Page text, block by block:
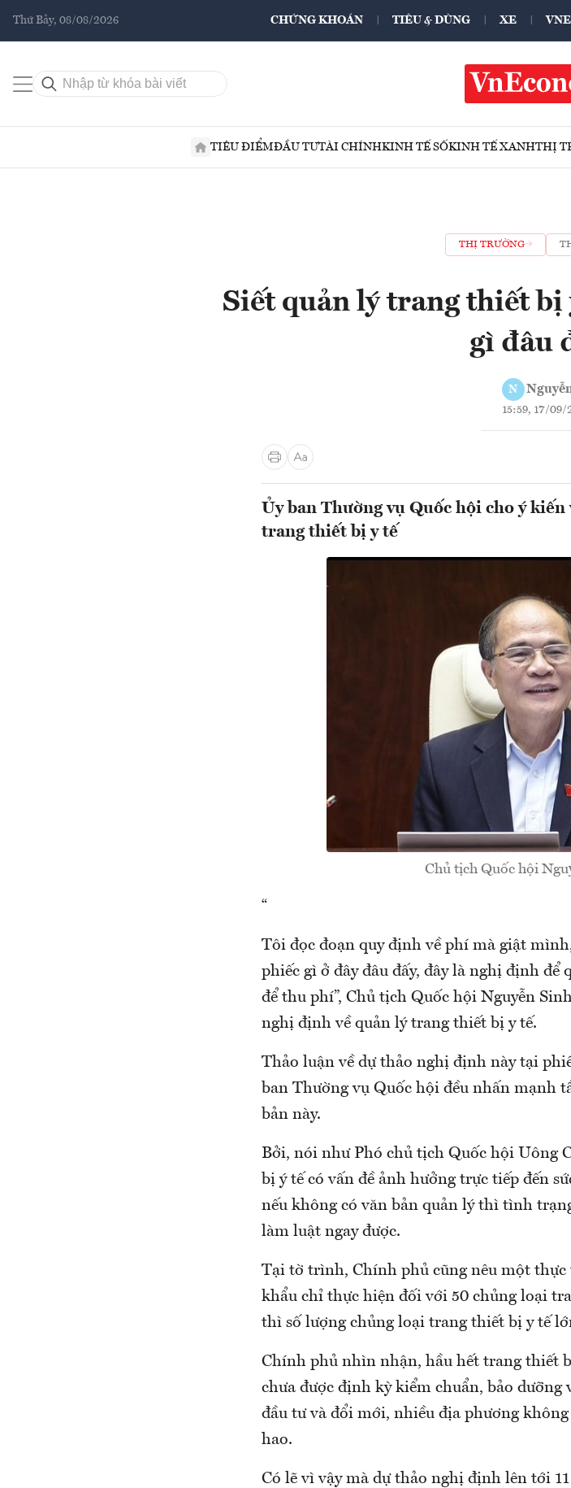
Thứ Bảy, 08/08/2026 CHỨNG KHOÁN TIÊU & DÙNG XE
TIÊU ĐIỂMĐẦU TƯTÀI CHÍNHKINH TẾ SỐKINH TẾ XANHTHỊ
THỊ TRƯỜNG
Siết quản lý trang thiết
gì đâu
N
15:59, 17/09/
Ủy ban Thường vụ Quốc hội cho ý
trang thiết bị y tế
Chủ tịch Quốc hội
“
Tôi đọc đoạn quy định về phí mà giật
phiếc gì ở đây đâu đấy, đây là nghị định
để thu phí”, Chủ tịch Quốc hội Nguyễn
nghị định về quản lý trang thiết bị y tế.
Thảo luận về dự thảo nghị định này tại
ban Thường vụ Quốc hội đều nhấn mạnh
bản này.
Bởi, nói như Phó chủ tịch Quốc hội Uông
bị ý tế có vấn đề ảnh hưởng trực tiếp đến
nếu không có văn bản quản lý thì tình
làm luật ngay được.
Tại tờ trình, Chính phủ cũng nêu một thực
khẩu chỉ thực hiện đối với 50 chủng loại
thì số lượng chủng loại trang thiết bị y tế
Chính phủ nhìn nhận, hầu hết trang thiết
chưa được định kỳ kiểm chuẩn, bảo dưỡng
đầu tư và đổi mới, nhiều địa phương
hao.
Có lẽ vì vậy mà dự thảo nghị định lên tới